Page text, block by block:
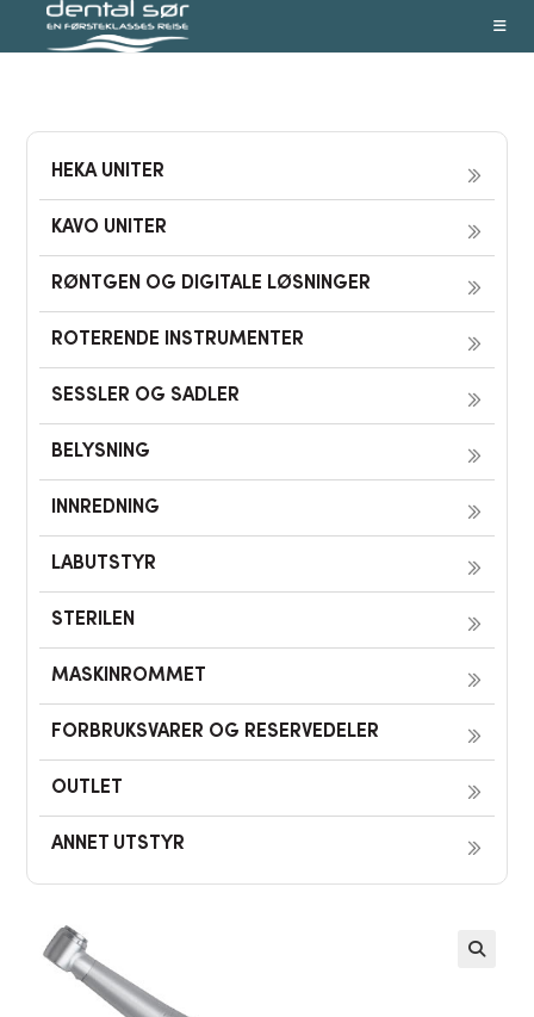
HEKA UNITER
KAVO UNITER
RØNTGEN OG DIGITALE LØSNINGER
ROTERENDE INSTRUMENTER
SESSLER OG SADLER
BELYSNING
INNREDNING
LABUTSTYR
STERILEN
MASKINROMMET
FORBRUKSVARER OG RESERVEDELER
OUTLET
ANNET UTSTYR